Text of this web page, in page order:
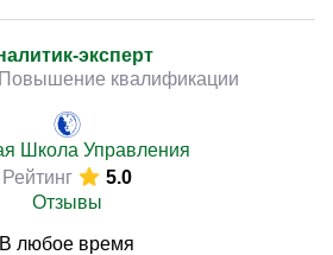
эксперт
Повышение квалификации
Школа Управления
Рейтинг
5.0
Отзывы
В любое время